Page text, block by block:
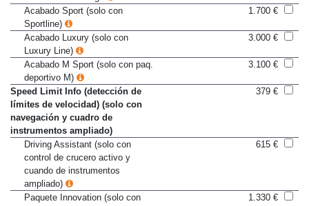
Acabado Advantage
1.300 €
Acabado Sport (solo con
Sportline)
Acabado Luxury (solo con
Luxury Line)
Acabado M Sport (solo con paq.
deportivo M)
Speed Limit Info (detección de
límites de velocidad) (solo con
navegación y cuadro de
instrumentos ampliado)
Driving Assistant (solo con
control de crucero activo y
cuando de instrumentos
ampliado)